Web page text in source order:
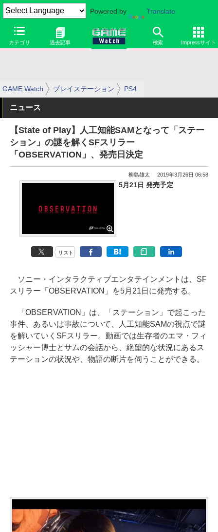
Powered by Translate
カテゴリ 過去記事 検索 Impressサイト
GAME Watch プレイステーション PS4
ニュース
【State of Play】人工知能SAMとなって「ステー
ション」の謎を解くSFスリラー
「OBSERVATION」、発売日決定
柳島雄太 2019年3月26日 06:58
5月21日 発売予定
リスト
ソニー・インタラクティブエンタテインメントは、SF
スリラー「OBSERVATION」を5月21日に発売する。
「OBSERVATION」は、「ステーション」で起こった
事件、あるいは事故について、人工知能SAMの視点で謎
を解いていくSFスリラー。動画では生存者のエマ・フィ
ッシャー博士とサムの会話から、絶望的な状況にあるス
テーションの状況や、物語の断片を伺うことができる。